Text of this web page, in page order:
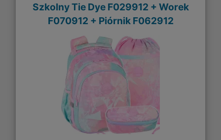
Szkolny Tie Dye F029912 + Worek
F070912 + Piórnik F062912